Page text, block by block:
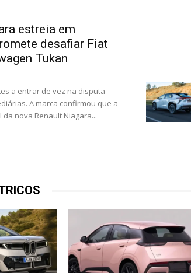
estreia em
desafiar Fiat
Tukan
a entrar de vez na disputa
A marca confirmou que a
nova Renault Niagara...